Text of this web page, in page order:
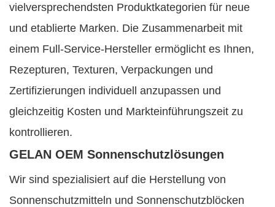
vielversprechendsten Produktkategorien für neue
und etablierte Marken. Die Zusammenarbeit mit
einem Full-Service-Hersteller ermöglicht es Ihnen,
Rezepturen, Texturen, Verpackungen und
Zertifizierungen individuell anzupassen und
gleichzeitig Kosten und Markteinführungszeit zu
kontrollieren.
GELAN OEM Sonnenschutzlösungen
Wir sind spezialisiert auf die Herstellung von
Sonnenschutzmitteln und Sonnenschutzblöcken